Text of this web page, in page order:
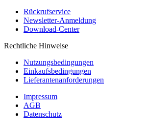
Rückrufservice
Newsletter-Anmeldung
Download-Center
Rechtliche Hinweise
Nutzungsbedingungen
Einkaufsbedingungen
Lieferantenanforderungen
Impressum
AGB
Datenschutz